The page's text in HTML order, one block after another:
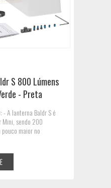
S 800 Lúmens
- Preta
- A lanterna Baldr S é
Mini, sendo 200
maior no